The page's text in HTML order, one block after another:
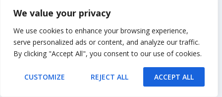
We value your privacy
We use cookies to enhance your browsing experience,
serve personalized ads or content, and analyze our traffic.
By clicking "Accept All", you consent to our use of cookies.
CUSTOMIZE REJECT ALL ACCEPT ALL
MOTSTAND OG
NEDGANG VED
ENDEN PÅ VEIEN